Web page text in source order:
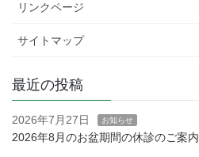
リンクページ
サイトマップ
最近の投稿
2026年7月27日 お知らせ
2026年8月のお盆期間の休診のご案内